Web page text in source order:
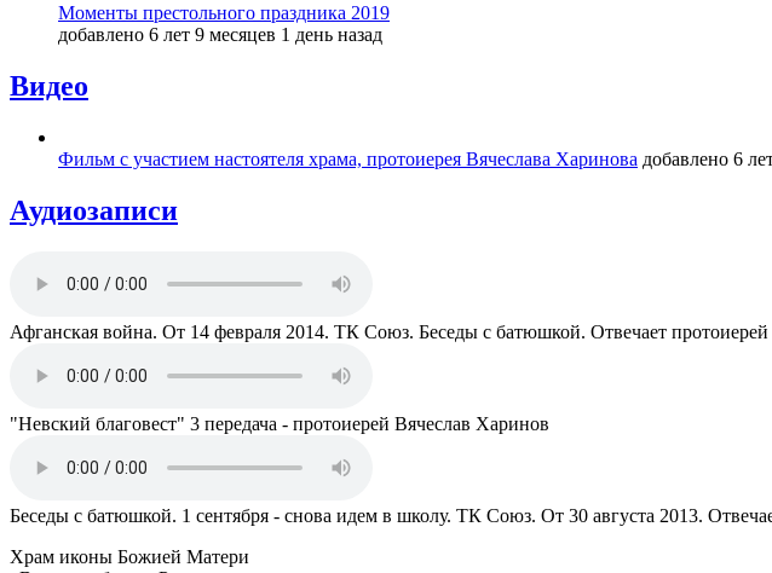
Моменты престольного праздника 2019
добавлено 6 лет 9 месяцев 1 день назад
Видео
Фильм с участием настоятеля храма, протоиерея Вячеслава Харинова добавлено 6
Аудиозаписи
Афганская война. От 14 февраля 2014. ТК Союз. Беседы с батюшкой. Отвечает
"Невский благовест" 3 передача - протоиерей Вячеслав Харинов
Беседы с батюшкой. 1 сентября - снова идем в школу. ТК Союз. От 30 августа 2013.
Храм иконы Божией Матери